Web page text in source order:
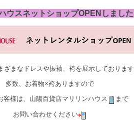
ウスネットショップOPENしました
ざまなドレスや振袖、袴を展示しております
多数、お着物×袴ありますので
客様は、山陽百貨店マリリンハウス まで
お問い合わせください